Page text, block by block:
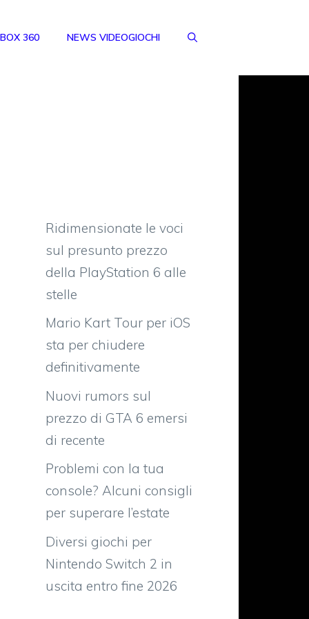
360 NEWS VIDEOGIOCHI
Ridimensionate le voci
sul presunto prezzo
della PlayStation 6 alle
stelle
Mario Kart Tour per iOS
sta per chiudere
definitivamente
Nuovi rumors sul
prezzo di GTA 6 emersi
di recente
Problemi con la tua
console? Alcuni consigli
per superare l’estate
Diversi giochi per
Nintendo Switch 2 in
uscita entro fine 2026